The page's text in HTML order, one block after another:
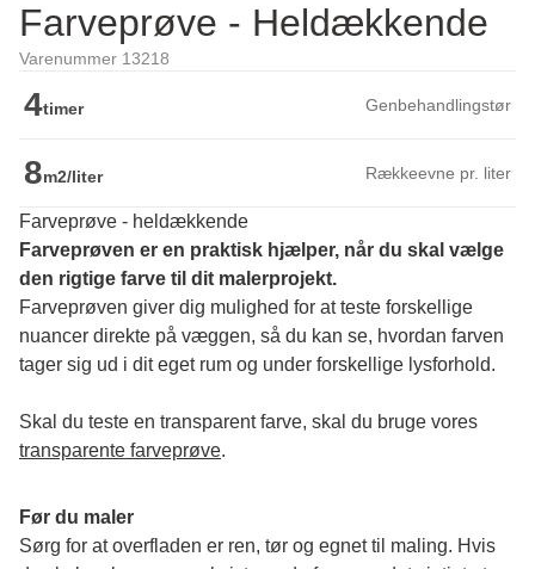
Farveprøve - Heldækkende
Varenummer 13218
4timer Genbehandlingstør
8m2/liter Rækkeevne pr. liter
Farveprøve - heldækkende
Farveprøven er en praktisk hjælper, når du skal vælge
den rigtige farve til dit malerprojekt.
Farveprøven giver dig mulighed for at teste forskellige
nuancer direkte på væggen, så du kan se, hvordan farven
tager sig ud i dit eget rum og under forskellige lysforhold.
transparente farveprøve.
Før du maler
Sørg for at overfladen er ren, tør og egnet til maling. Hvis